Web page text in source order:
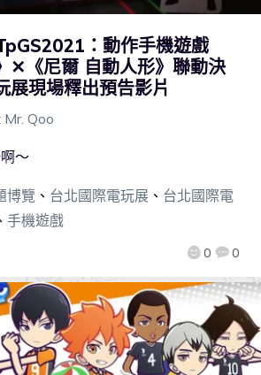
：動作手機遊戲
✕《尼爾 自動人形》聯動決
展現場釋出預告影片
Mr. Qoo
0 0
～
博覽 、 台北國際電玩展、 台北國際電
手機遊戲